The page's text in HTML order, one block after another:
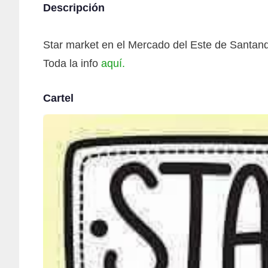
Descripción
Star market en el Mercado del Este de
Toda la info aquí.
Cartel